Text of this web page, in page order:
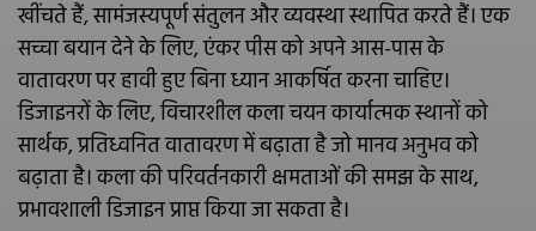
खींचते हैं, सामंजस्यपूर्ण संतुलन और व्यवस्था स्थापित करते हैं। एक
सच्चा बयान देने के लिए, एंकर पीस को अपने आस-पास के
वातावरण पर हावी हुए बिना ध्यान आकर्षित करना चाहिए।
डिजाइनरों के लिए, विचारशील कला चयन कार्यात्मक स्थानों को
सार्थक, प्रतिध्वनित वातावरण में बढ़ाता है जो मानव अनुभव को
बढ़ाता है। कला की परिवर्तनकारी क्षमताओं की समझ के साथ,
प्रभावशाली डिजाइन प्राप्त किया जा सकता है।